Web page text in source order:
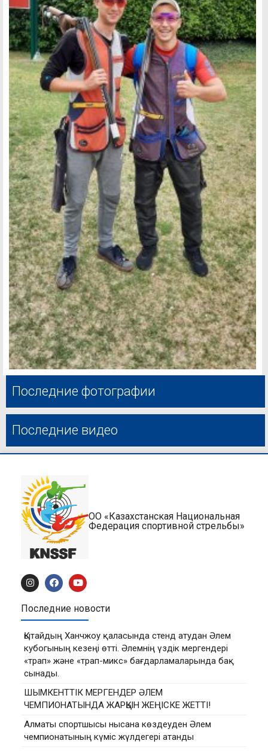
Последние фотографии
Последние видео
ОО «Казахстанская Национальная
Федерация спортивной стрельбы»
Последние новости
Қытайдың Ханчжоу қаласында стенд атудан Әлем
кубогының кезеңі өтті. Әлемнің үздік мергендері
«трап» және «трап-микс» бағдарламаларында бақ
сынады.
ШЫМКЕНТТІК МЕРГЕНДЕР ӘЛЕМ
ЧЕМПИОНАТЫНДА ЖАРҚЫН ЖЕҢІСКЕ ЖЕТТІ!
Алматы спортшысы нысана көздеуден Әлем
чемпионатының күміс жүлдегері атанды